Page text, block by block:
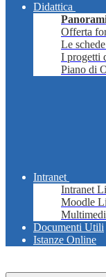
Didattica
Offerta
Le
I progetti
Piano di
Intranet
Intranet
Moodle
Documenti Utili
Istanze Online